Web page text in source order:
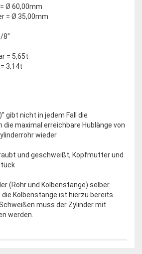
Ø 60,00mm
= Ø 35,00mm
8"
= 5,65t
3,14t
gibt nicht in jedem Fall die
maximal erreichbare Hublänge von
wieder
und geschweißt, Kopfmutter und
(Rohr und Kolbenstange) selber
Kolbenstange ist hierzu bereits
muss der Zylinder mit
werden.